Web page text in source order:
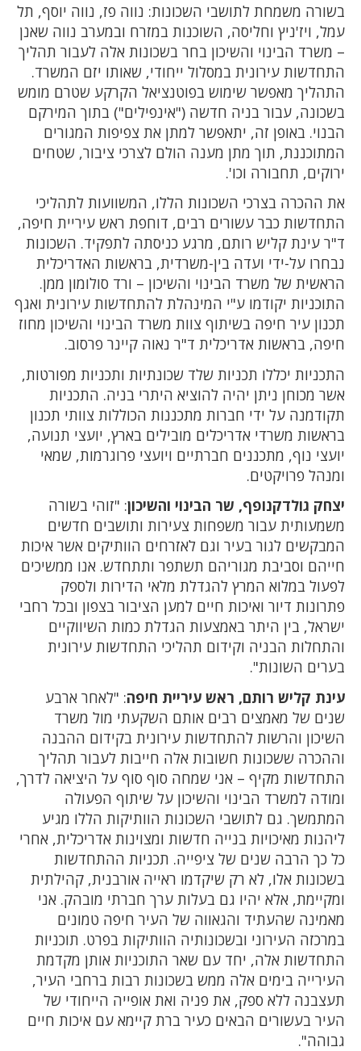
בשורה משמחת לתושבי השכונות: נווה פז, נווה יוסף, תל
עמל, ויז'ניץ וחליסה, השוכנות במזרח ובמערב נווה שאנן
– משרד הבינוי והשיכון בחר בשכונות אלה לעבור תהליך
התחדשות עירונית במסלול ייחודי, שאותו יזם המשרד.
התהליך מאפשר שימוש בפוטנציאל הקרקע שטרם מומש
בשכונה, עבור בניה חדשה ("אינפילים") בתוך המירקם
הבנוי. באופן זה, יתאפשר למתן את צפיפות המגורים
המתוכננת, תוך מתן מענה הולם לצרכי ציבור, שטחים
ירוקים, תחבורה וכו'.
את ההכרה בצרכי השכונות הללו, המשוועות לתהליכי
התחדשות כבר עשורים רבים, דוחפת ראש עיריית חיפה,
ד"ר עינת קליש רותם, מרגע כניסתה לתפקיד. השכונות
נבחרו על-ידי ועדה בין-משרדית, בראשות האדריכלית
הראשית של משרד הבינוי והשיכון – ורד סולומון ממן.
התוכניות יקודמו ע"י המינהלת להתחדשות עירונית ואגף
תכנון עיר חיפה בשיתוף צוות משרד הבינוי והשיכון מחוז
חיפה, בראשות אדריכלית ד"ר נאוה קיינר פרסוב.
התכניות יכללו תכניות שלד שכונתיות ותכניות מפורטות,
אשר מכוחן ניתן יהיה להוציא היתרי בניה. התכניות
תקודמנה על ידי חברות מתכננות הכוללות צוותי תכנון
בראשות משרדי אדריכלים מובילים בארץ, יועצי תנועה,
יועצי נוף, מתכננים חברתיים ויועצי פרוגרמות, שמאי
ומנהל פרויקטים.
יצחק גולדקנופף, שר הבינוי והשיכון: "זוהי בשורה
משמעותית עבור משפחות צעירות ותושבים חדשים
המבקשים לגור בעיר וגם לאזרחים הוותיקים אשר איכות
חייהם וסביבת מגוריהם תשתפר ותתחדש. אנו ממשיכים
לפעול במלוא המרץ להגדלת מלאי הדירות ולספק
פתרונות דיור ואיכות חיים למען הציבור בצפון ובכל רחבי
ישראל, בין היתר באמצעות הגדלת כמות השיווקיים
והתחלות הבניה וקידום תהליכי התחדשות עירונית
בערים השונות".
עינת קליש רותם, ראש עיריית חיפה: "לאחר ארבע
שנים של מאמצים רבים אותם השקעתי מול משרד
השיכון והרשות להתחדשות עירונית בקידום ההבנה
וההכרה ששכונות חשובות אלה חייבות לעבור תהליך
התחדשות מקיף – אני שמחה סוף סוף על היציאה לדרך,
ומודה למשרד הבינוי והשיכון על שיתוף הפעולה
המתמשך. גם לתושבי השכונות הוותיקות הללו מגיע
ליהנות מאיכויות בנייה חדשות ומצוינות אדריכלית, אחרי
כל כך הרבה שנים של ציפייה. תכניות ההתחדשות
בשכונות אלו, לא רק שיקדמו ראייה אורבנית, קהילתית
ומקיימת, אלא יהיו גם בעלות ערך חברתי מובהק. אני
מאמינה שהעתיד והגאווה של העיר חיפה טמונים
במרכזה העירוני ובשכונותיה הוותיקות בפרט. תוכניות
התחדשות אלה, יחד עם שאר התוכניות אותן מקדמת
העירייה בימים אלה ממש בשכונות רבות ברחבי העיר,
תעצבנה ללא ספק, את פניה ואת אופייה הייחודי של
העיר בעשורים הבאים כעיר ברת קיימא עם איכות חיים
גבוהה".